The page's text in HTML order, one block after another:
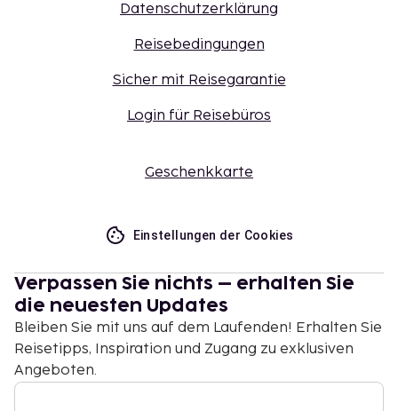
Datenschutzerklärung
Reisebedingungen
Sicher mit Reisegarantie
Login für Reisebüros
Geschenkkarte
Einstellungen der Cookies
Verpassen Sie nichts – erhalten Sie
die neuesten Updates
Bleiben Sie mit uns auf dem Laufenden! Erhalten Sie
Reisetipps, Inspiration und Zugang zu exklusiven
Angeboten.